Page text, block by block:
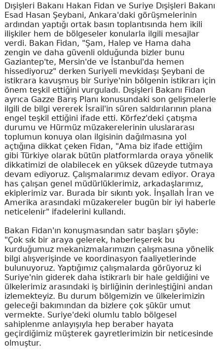
Dışişleri Bakanı Hakan Fidan ve Suriye Dışişleri Bakanı
Esad Hasan Şeybani, Ankara'daki görüşmelerinin
ardından yaptığı ortak basın toplantısında hem ikili
ilişkiler hem de bölgeseler konularla ilgili mesajlar
verdi. Bakan Fidan, "Şam, Halep ve Hama daha
zengin ve daha güvenli olduğunda bizler bunu
Gaziantep'te, Mersin'de ve İstanbul'da hemen
hissediyoruz" derken Suriyeli mevkidaşı Şeybani de
istikrara kavuşmuş bir Suriye'nin bölgenin istikrarı için
önem teşkil ettiğini vurguladı. Dışişleri Bakanı Fidan
ayrıca Gazze Barış Planı konusundaki son gelişmelerle
ilgili de bilgi vererek İsrail'in süren saldırılarının plana
engel teşkil ettiğini ifade etti. Körfez'deki çatışma
durumu ve Hürmüz müzakerelerinin uluslararası
toplumun konuya olan ilgisinin dağılmasına yol
açtığına dikkat çeken Fidan, "Ama biz ifade ettiğim
gibi Türkiye olarak bütün platformlarda oraya yönelik
dikkatimizi de olabilecek en yüksek düzeyde tutmaya
devam ediyoruz. Çalışmalarımız devam ediyor. Oraya
has çalışan genel müdürlüklerimiz, arkadaşlarımız,
ekiplerimiz var. Burada bir sıkıntı yok. İnşallah İran ve
Amerika arasındaki müzakereler bugün bir iyi haberle
neticelenir" ifadelerini kullandı.
Bakan Fidan'ın konuşmasından satır başları şöyle:
"Çok sık bir araya gelerek, haberleşerek bu
kurduğumuz mekanizmalarımızın çalışmasına yönelik
bilgi alışverişinde ve koordinasyon faaliyetlerinde
bulunuyoruz. Yaptığımız çalışmalarda görüyoruz ki
Suriye'nin giderek daha istikrarlı bir hale geldiğini ve
ülkelerimiz arasındaki iş birliğinin derinleştiğini andan
izlemekteyiz. Bu durum bölgemizin ve ülkelerimizin
geleceği bakımından da bizlere çok şükür umut
vermekte. Suriye'deki olumlu tablo bölgesel
sahiplenme anlayışıyla hep beraber hayata
geçirdiğimiz müşterek gayretlerimizin bir neticesinde
olmuştur.